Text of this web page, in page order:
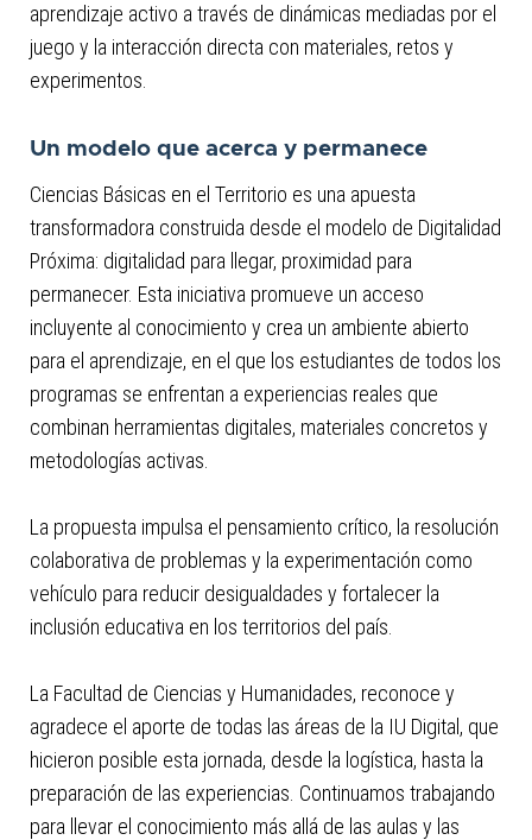
aprendizaje activo a través de dinámicas mediadas por el
juego y la interacción directa con materiales, retos y
experimentos.
Un modelo que acerca y permanece
Ciencias Básicas en el Territorio es una apuesta
transformadora construida desde el modelo de Digitalidad
Próxima: digitalidad para llegar, proximidad para
permanecer. Esta iniciativa promueve un acceso
incluyente al conocimiento y crea un ambiente abierto
para el aprendizaje, en el que los estudiantes de todos los
programas se enfrentan a experiencias reales que
combinan herramientas digitales, materiales concretos y
metodologías activas.
La propuesta impulsa el pensamiento crítico, la resolución
colaborativa de problemas y la experimentación como
vehículo para reducir desigualdades y fortalecer la
inclusión educativa en los territorios del país.
La Facultad de Ciencias y Humanidades, reconoce y
agradece el aporte de todas las áreas de la IU Digital, que
hicieron posible esta jornada, desde la logística, hasta la
preparación de las experiencias. Continuamos trabajando
para llevar el conocimiento más allá de las aulas y las